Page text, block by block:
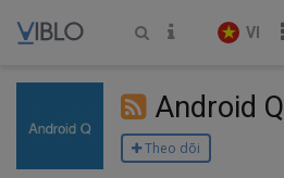
VI
Android Q
Theo dõi